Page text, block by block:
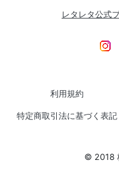
レタレタ公式
利用規約
特定商取引法に基づく表記
© 2018